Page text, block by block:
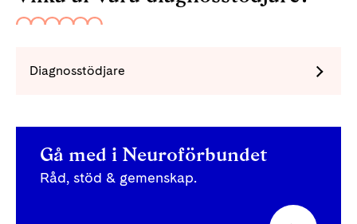
Diagnosstödjare
Gå med i Neuroförbundet
Råd, stöd & gemenskap.